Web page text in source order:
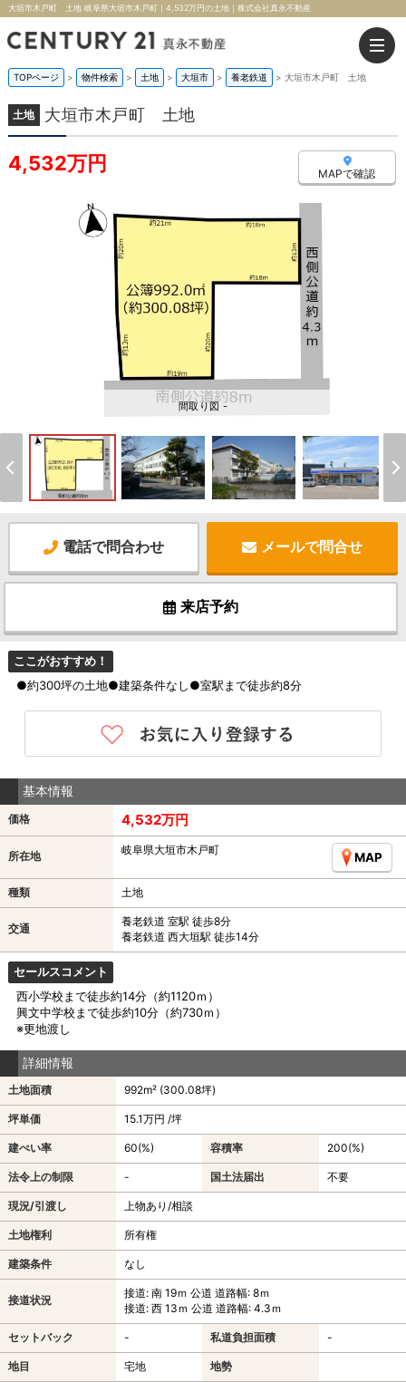
大垣市木戸町 土地 岐阜県大垣市木戸町｜4,532万円の土地｜株式会社真永不動産
TOPページ > 物件検索 > 土地 > 大垣市 > 養老鉄道 > 大垣市木戸町 土地
土地 大垣市木戸町 土地
4,532万円 MAPで確認
間取り図 -
電話で問合わせ メールで問合せ
来店予約
ここがおすすめ！
●約300坪の土地●建築条件なし●室駅まで徒歩約8分
基本情報
価格 4,532万円
所在地 岐阜県大垣市木戸町
MAP
種類 土地
交通
養老鉄道 室駅 徒歩8分
養老鉄道 西大垣駅 徒歩14分
セールスコメント
西小学校まで徒歩約14分（約1120ｍ）
興文中学校まで徒歩約10分（約730ｍ）
※更地渡し
詳細情報
土地面積 992m² (300.08坪)
坪単価 15.1万円 /坪
建ぺい率 60(%) 容積率 200(%)
法令上の制限 - 国土法届出 不要
現況/引渡し 上物あり/相談
土地権利 所有権
建築条件 なし
接道状況
接道: 南 19ｍ 公道 道路幅: 8ｍ
接道: 西 13ｍ 公道 道路幅: 4.3ｍ
セットバック - 私道負担面積 -
地目 宅地 地勢